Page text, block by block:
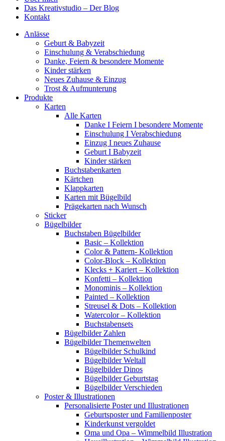
Das Kreativstudio – Der Blog
Kontakt
Anlässe
Geburt & Babyzeit
Einschulung & Verabschiedung
Danke, Feiern & besondere Momente
Kinder stärken
Neues Zuhause & Einzug
Trost & Aufmunterung
Produkte
Karten
Alle Karten
Danke I Feiern I besondere Momente
Einschulung I Verabschiedung
Einzug I neues Zuhause
Geburt I Babyzeit
Kinder stärken
Buchstabenkarten
Kärtchen
Klappkarten
Karten mit Bügelbild
Prägekarten nach Wunsch
Sticker
Bügelbilder
Buchstaben Bügelbilder
Basic – Kollektion
Color & Pattern- Kollektion
Color-Block – Kollektion
Klecks + Kariert – Kollektion
Konfetti – Kollektion
Monominis – Kollektion
Painted – Kollektion
Streusel & Dots – Kollektion
Watercolor – Kollektion
Buchstabensets
Bügelbilder Zahlen
Bügelbilder Themenwelten
Bügelbilder Schulkind
Bügelbilder Weltall
Bügelbilder Dinos
Bügelbilder Geburtstag
Bügelbilder Verschieden
Poster & Illustrationen
Personalisierte Poster und Illustrationen
Geburtsposter und Familienposter
Kinderkunst vergoldet
Oma und Opa – Wimmelbild Illustration